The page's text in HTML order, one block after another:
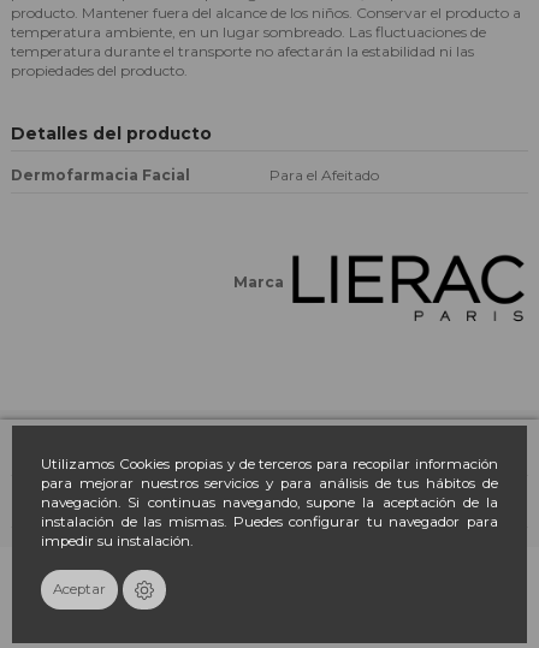
Utilizamos Cookies propias y de terceros para recopilar información
para mejorar nuestros servicios y para análisis de tus hábitos de
navegación. Si continuas navegando, supone la aceptación de la
instalación de las mismas. Puedes configurar tu navegador para
impedir su instalación.
Aceptar
producto. Mantener fuera del alcance de los niños. Conservar el producto a
temperatura ambiente, en un lugar sombreado. Las fluctuaciones de
temperatura durante el transporte no afectarán la estabilidad ni las
propiedades del producto.
Detalles del producto
Dermofarmacia Facial Para el Afeitado
Marca
Farmacia March
Contacto